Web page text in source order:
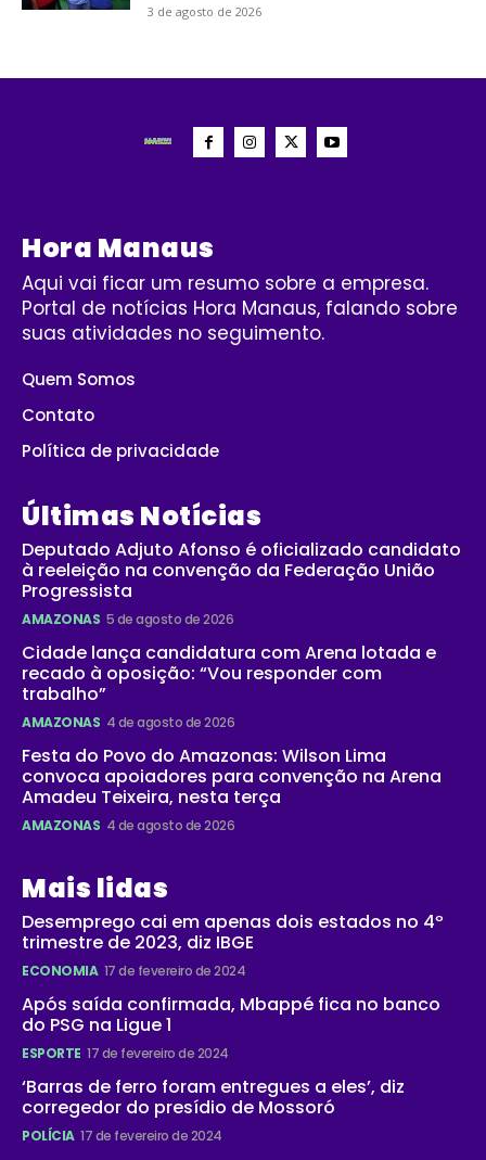
3 de agosto de 2026
Hora Manaus
Aqui vai ficar um resumo sobre a empresa.
Portal de notícias Hora Manaus, falando sobre
suas atividades no seguimento.
Quem Somos
Contato
Política de privacidade
Últimas Notícias
Deputado Adjuto Afonso é oficializado candidato
à reeleição na convenção da Federação União
Progressista
AMAZONAS 5 de agosto de 2026
Cidade lança candidatura com Arena lotada e
recado à oposição: “Vou responder com
trabalho”
AMAZONAS 4 de agosto de 2026
Festa do Povo do Amazonas: Wilson Lima
convoca apoiadores para convenção na Arena
Amadeu Teixeira, nesta terça
AMAZONAS 4 de agosto de 2026
Mais lidas
Desemprego cai em apenas dois estados no 4º
trimestre de 2023, diz IBGE
ECONOMIA 17 de fevereiro de 2024
Após saída confirmada, Mbappé fica no banco
do PSG na Ligue 1
ESPORTE 17 de fevereiro de 2024
‘Barras de ferro foram entregues a eles’, diz
corregedor do presídio de Mossoró
POLÍCIA 17 de fevereiro de 2024